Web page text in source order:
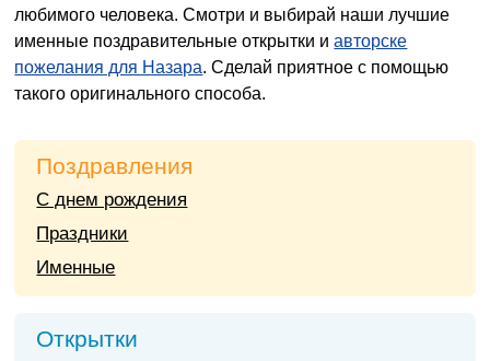
любимого человека. Смотри и выбирай наши лучшие
именные поздравительные открытки иавторске
пожелания для Назара. Сделай приятное с помощью
такого оригинального способа.
Поздравления
С днем рождения
Праздники
Именные
Открытки